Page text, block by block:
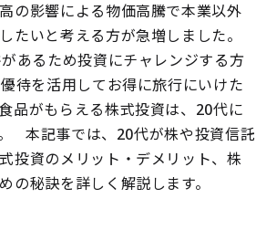
の影響による物価高騰で本業以外
たいと考える方が急増しました。
あるため投資にチャレンジする方
待を活用してお得に旅行にいけた
品がもらえる株式投資は、20代に
本記事では、20代が株や投資信託
投資のメリット・デメリット、株
の秘訣を詳しく解説します。